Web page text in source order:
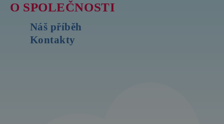
O SPOLEČNOSTI
Náš příběh
Kontakty